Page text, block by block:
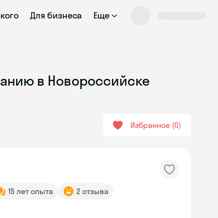
Для бизнеса Еще
в Новороссийске
Избранное 0
15 лет опыта 2 отзыва